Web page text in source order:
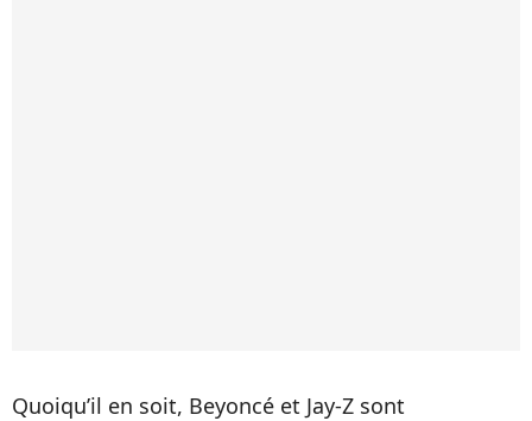
Quoiqu’il en soit, Beyoncé et Jay-Z sont